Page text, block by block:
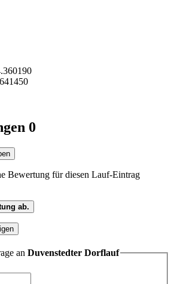
0
Bewertung für diesen Lauf-Eintrag
ab.
an Duvenstedter Dorflauf